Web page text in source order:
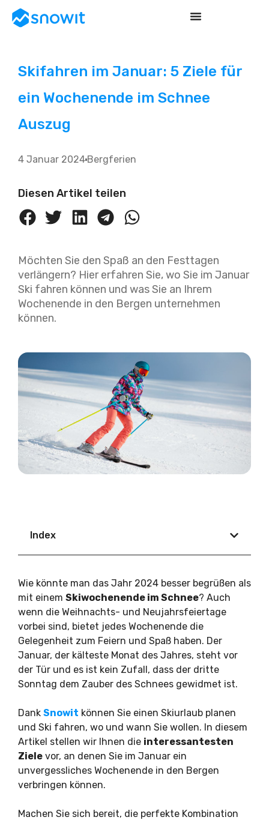
Skifahren im Januar: 5 Ziele für
ein Wochenende im Schnee
Auszug
4 Januar 2024 Bergferien
Diesen Artikel teilen
Möchten Sie den Spaß an den Festtagen
verlängern? Hier erfahren Sie, wo Sie im Januar
Ski fahren können und was Sie an Ihrem
Wochenende in den Bergen unternehmen
können.
Index
Wie könnte man das Jahr 2024 besser begrüßen als
mit einem Skiwochenende im Schnee? Auch
wenn die Weihnachts- und Neujahrsfeiertage
vorbei sind, bietet jedes Wochenende die
Gelegenheit zum Feiern und Spaß haben. Der
Januar, der kälteste Monat des Jahres, steht vor
der Tür und es ist kein Zufall, dass der dritte
Sonntag dem Zauber des Schnees gewidmet ist.
Dank Snowit können Sie einen Skiurlaub planen
und Ski fahren, wo und wann Sie wollen. In diesem
Artikel stellen wir Ihnen die interessantesten
Ziele vor, an denen Sie im Januar ein
unvergessliches Wochenende in den Bergen
verbringen können.
Machen Sie sich bereit, die perfekte Kombination